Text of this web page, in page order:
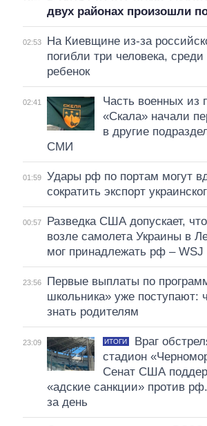
двух районах произошли
02:53
На Киевщине из-за
погибли три человека, среди
ребенок
02:41
Часть военных из
«Скала» начали
в другие
СМИ
01:59
Удары рф по портам могут
сократить экспорт
00:57
Разведка США допускает,
возле самолета Украины в
мог принадлежать рф – WSJ
23:56
Первые выплаты по
школьника» уже поступают:
знать родителям
23:09 ИТОГИ
Враг
стадион
Сенат США
«адские санкции» против
за день